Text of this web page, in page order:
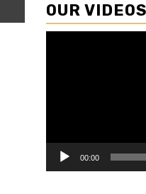
OUR VIDEOS
00:00